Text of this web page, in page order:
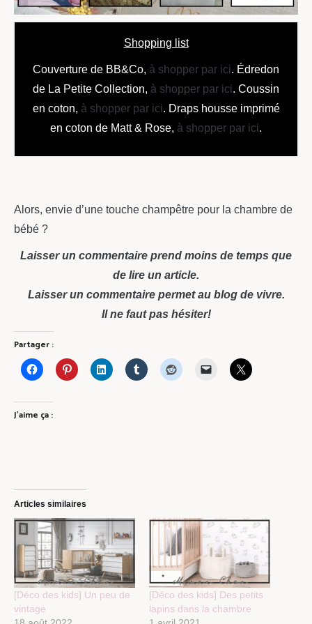
Shopping list
Couverture de BB&Co, à shopper par ici. Édredon
de La Petite Collection, à shopper par ici. Coussin
en coton, à shopper par ici. Draps housse imprimé
en coton de Matt & Rose, à shopper par ici.
Alors, envie d’une touche champêtre pour la chambre de
bébé ?
Laisser un commentaire prend moins de temps que
de lire un article.
Laisser un commentaire permet au blog de vivre.
Il ne faut pas hésiter!
Partager :
J’aime ça :
Articles similaires
[Déco des kids] Un peu de
vintage
[Déco des kids] Des petits
lapins dans la chambre